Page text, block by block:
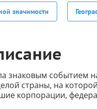
значимости
знаковым событием
страны, на
корпорации,